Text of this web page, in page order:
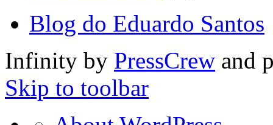
Blog do Eduardo Santos
Infinity by PressCrew and
Skip to toolbar